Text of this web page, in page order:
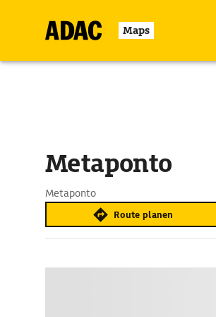
Maps
Metaponto
Metaponto
Route planen